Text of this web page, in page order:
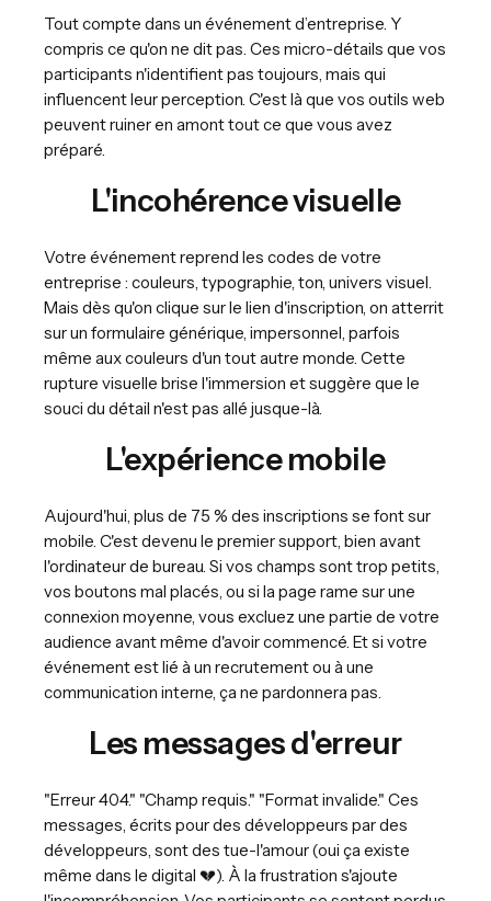
Tout compte dans un événement d’entreprise. Y
compris ce qu'on ne dit pas. Ces micro-détails que vos
participants n'identifient pas toujours, mais qui
influencent leur perception. C'est là que vos outils web
peuvent ruiner en amont tout ce que vous avez
préparé.
L'incohérence visuelle
Votre événement reprend les codes de votre
entreprise : couleurs, typographie, ton, univers visuel.
Mais dès qu'on clique sur le lien d'inscription, on atterrit
sur un formulaire générique, impersonnel, parfois
même aux couleurs d'un tout autre monde. Cette
rupture visuelle brise l'immersion et suggère que le
souci du détail n'est pas allé jusque-là.
L'expérience mobile
Aujourd'hui, plus de 75 % des inscriptions se font sur
mobile. C'est devenu le premier support, bien avant
l'ordinateur de bureau. Si vos champs sont trop petits,
vos boutons mal placés, ou si la page rame sur une
connexion moyenne, vous excluez une partie de votre
audience avant même d'avoir commencé. Et si votre
événement est lié à un recrutement ou à une
communication interne, ça ne pardonnera pas.
Les messages d'erreur
"Erreur 404." "Champ requis." "Format invalide." Ces
messages, écrits pour des développeurs par des
développeurs, sont des tue-l'amour (oui ça existe
même dans le digital 💔). À la frustration s'ajoute